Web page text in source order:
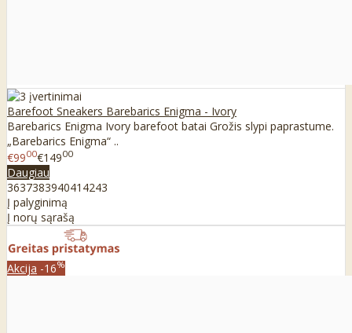
Barefoot Sneakers Barebarics Enigma - Ivory
Barebarics Enigma Ivory barefoot batai Grožis slypi paprastume.
„Barebarics Enigma“ ..
€9900€14900
Daugiau
363738394041 4243
Į palyginimą
Į norų sąrašą
Akcija -16%